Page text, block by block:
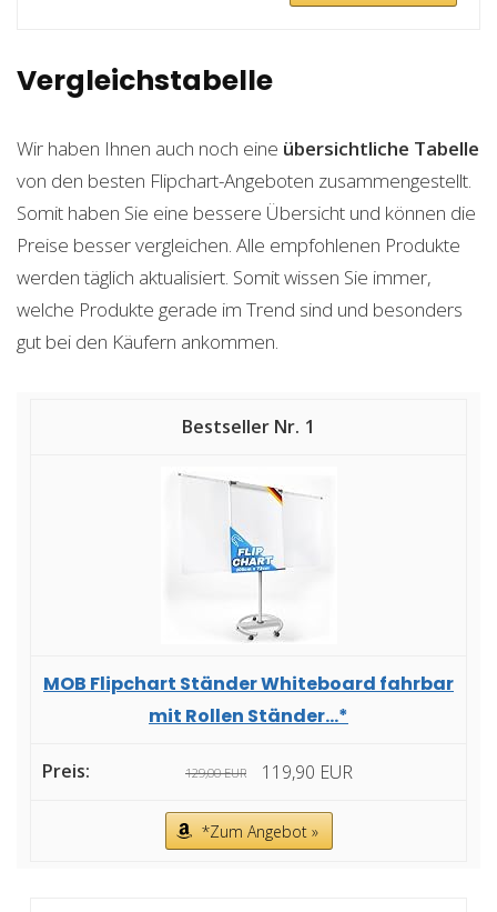
Vergleichstabelle
Wir haben Ihnen auch noch eine übersichtliche Tabelle
von den besten Flipchart-Angeboten zusammengestellt.
Somit haben Sie eine bessere Übersicht und können die
Preise besser vergleichen. Alle empfohlenen Produkte
werden täglich aktualisiert. Somit wissen Sie immer,
welche Produkte gerade im Trend sind und besonders
gut bei den Käufern ankommen.
1
MOB Flipchart Ständer Whiteboard fahrbar
mit Rollen Ständer...*
129,00 EUR 119,90 EUR
*Zum Angebot »